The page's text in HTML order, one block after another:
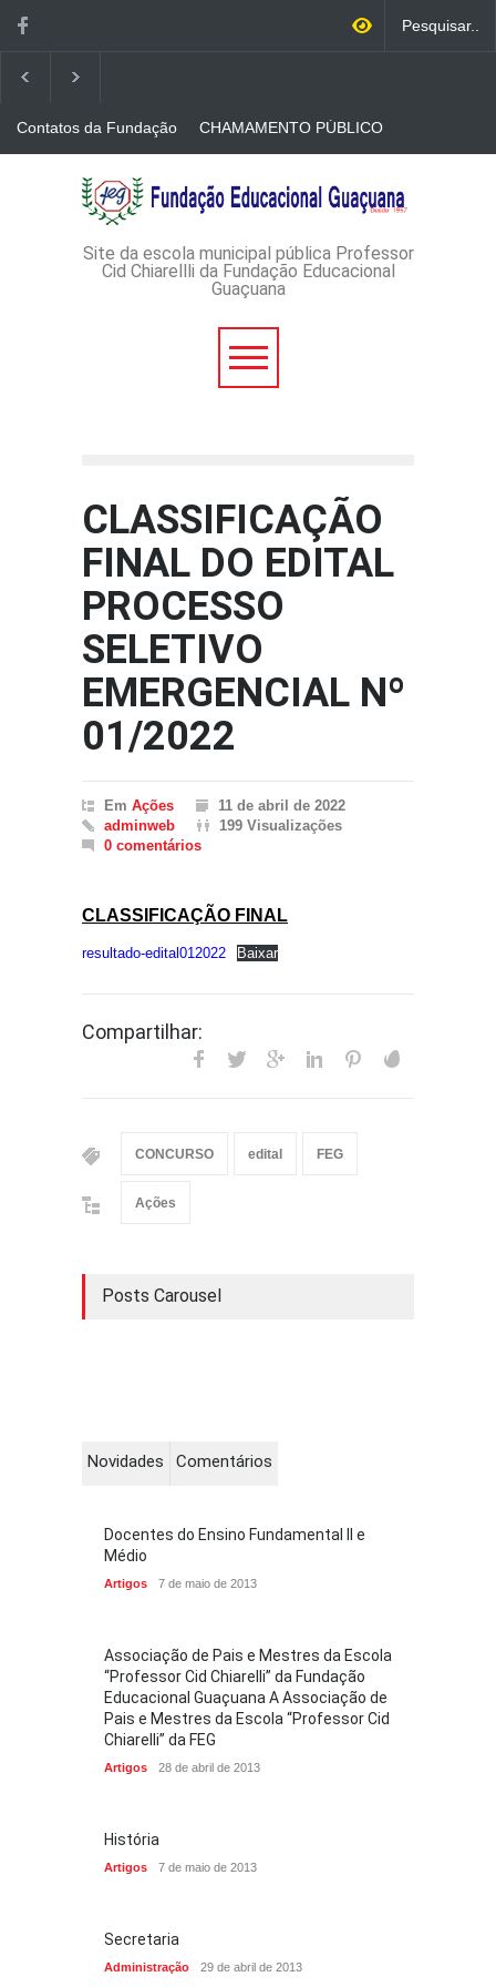
Contatos da Fundação
CHAMAMENTO PÚBLICO
CREDENCIAMENTO DE
IMPRESSOS
AVISO DE DISPENSA DE
LICITAÇÃO - DISPENSA DE
LICITAÇÃO Nº 53/2026-
ADMINISTRATIVO Nº
Site da escola municipal pública Professor
Cid Chiarellli da Fundação Educacional
Guaçuana
CLASSIFICAÇÃO
FINAL DO EDITAL
PROCESSO
SELETIVO
EMERGENCIAL Nº
01/2022
Em Ações
11 de abril de 2022
adminweb
199 Visualizações
0 comentários
CLASSIFICAÇÃO FINAL
resultado-edital012022 Baixar
Compartilhar:
CONCURSO edital FEG
Ações
Posts Carousel
Novidades Comentários
Docentes do Ensino Fundamental II e
Médio
Artigos 7 de maio de 2013
Associação de Pais e Mestres da Escola
“Professor Cid Chiarelli” da Fundação
Educacional Guaçuana A Associação de
Pais e Mestres da Escola “Professor Cid
Chiarelli” da FEG
Artigos 28 de abril de 2013
História
Artigos 7 de maio de 2013
Secretaria
Administração 29 de abril de 2013